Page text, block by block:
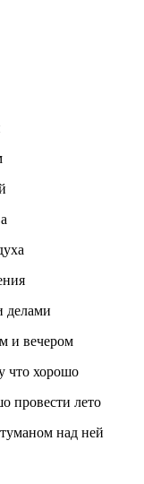
делами
и вечером
что хорошо
провести лето
над ней